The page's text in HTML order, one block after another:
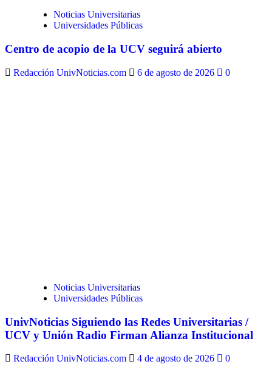
Noticias Universitarias
Universidades Públicas
Centro de acopio de la UCV seguirá abierto
Redacción UnivNoticias.com 6 de agosto de 2026 0
Noticias Universitarias
Universidades Públicas
UnivNoticias Siguiendo las Redes Universitarias /
UCV y Unión Radio Firman Alianza Institucional
Redacción UnivNoticias.com 4 de agosto de 2026 0